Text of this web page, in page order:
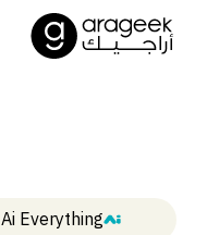
Ai Everything